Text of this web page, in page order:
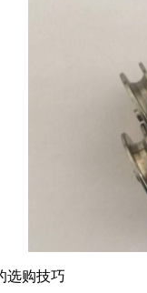
购技巧